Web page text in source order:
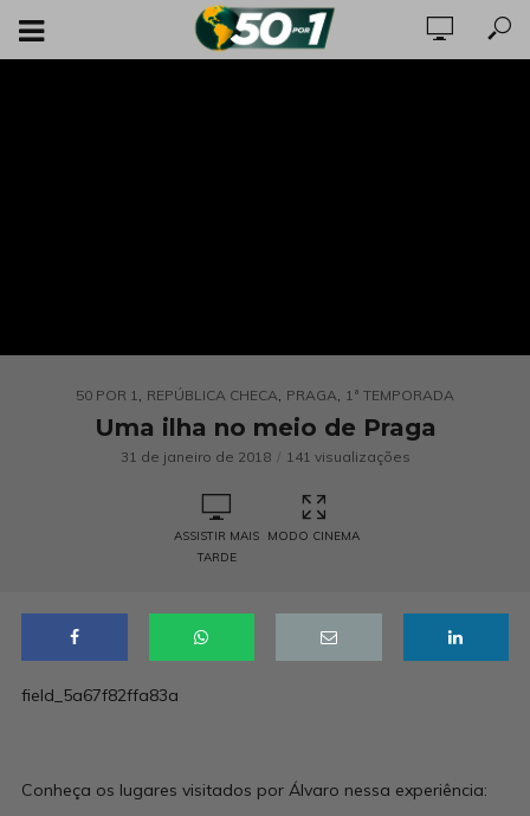
50 POR 1, REPÚBLICA CHECA, PRAGA, 1ª TEMPORADA
Uma ilha no meio de Praga
31 de janeiro de 2018 141 visualizações
ASSISTIR MAIS
TARDE
MODO CINEMA
field_5a67f82ffa83a
Conheça os lugares visitados por Álvaro nessa experiência: